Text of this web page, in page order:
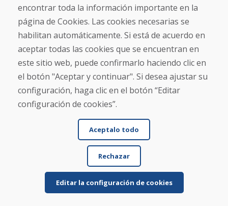
Leer más ...
Mostrar más reseñas >
Escribe una reseña
★★★★★
encontrar toda la información importante en la
página de Cookies. Las cookies necesarias se
habilitan automáticamente. Si está de acuerdo en
aceptar todas las cookies que se encuentran en
este sitio web, puede confirmarlo haciendo clic en
el botón "Aceptar y continuar". Si desea ajustar su
configuración, haga clic en el botón “Editar
configuración de cookies”.
Aceptalo todo
Rechazar
Editar la configuración de cookies